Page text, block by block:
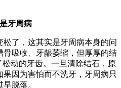
牙周病
了，这其实是牙周病本身的问
吸收、牙龈萎缩，但厚厚的结
动的牙齿。一旦清除结石，原
因为害怕而不洗牙，牙周病只
脱落。